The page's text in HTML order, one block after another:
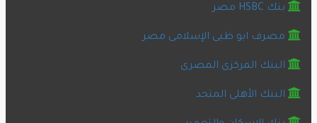
بنك HSBC مصر
مصرف ابو ظبى الإسلامى مصر
البنك المركزى المصرى
البنك الأهلى المتحد